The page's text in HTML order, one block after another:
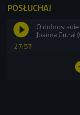
POSŁUCHAJ
27:57
O
Joanna Gutral